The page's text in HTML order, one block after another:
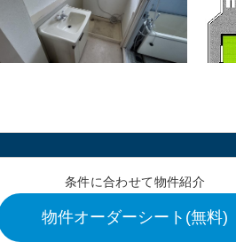
条件に合わせて物件紹介
物件オーダーシート(無料)